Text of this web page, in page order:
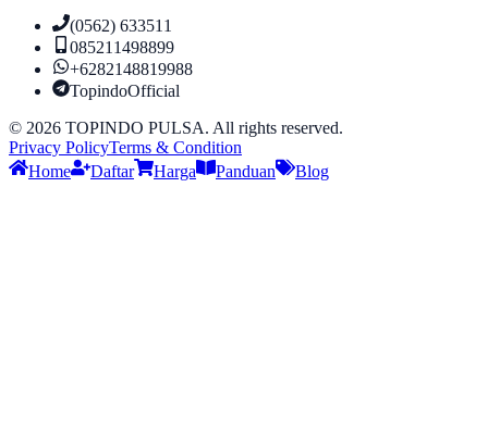
(0562) 633511
085211498899
+6282148819988
TopindoOfficial
© 2026 TOPINDO PULSA. All rights reserved.
Privacy PolicyTerms & Condition
Home
Daftar Harga Panduan Blog